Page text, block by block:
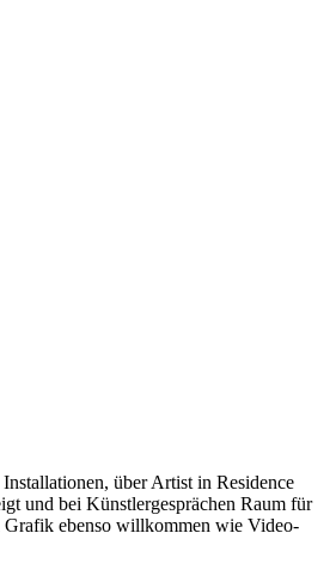
über Artist in Residence
und bei Künstlergesprächen Raum für
Grafik ebenso willkommen wie Video-